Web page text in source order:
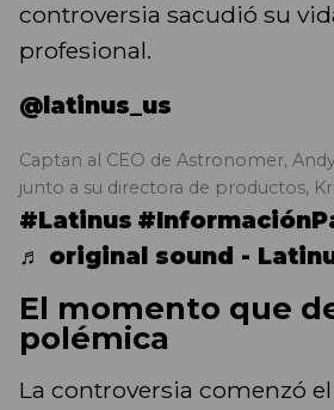
controversia sacudió su
profesional.
@latinus_us
Captan al CEO de Astronomer,
junto a su directora de productos,
#Latinus
♬ original sound -
El momento que
polémica
La controversia comenzó el